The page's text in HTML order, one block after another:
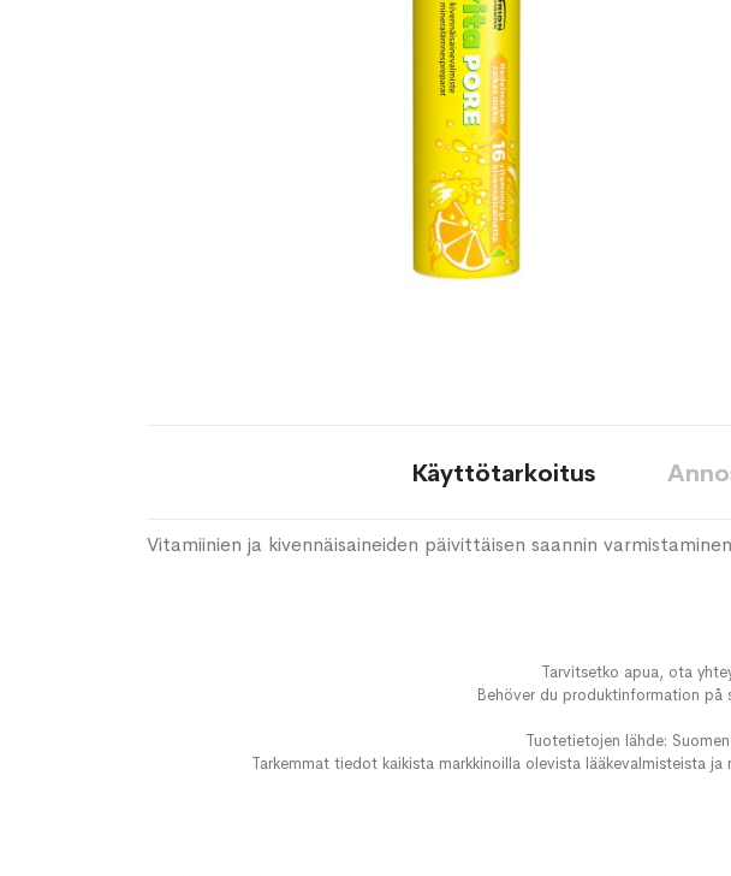
Käyttötarkoitus
Vitamiinien ja kivennäisaineiden päivittäisen saannin
Tarvitsetko apua, ota
Behöver du produktinformation på
Tuotetietojen lähde:
Tarkemmat tiedot kaikista markkinoilla olevista lääkevalmisteista